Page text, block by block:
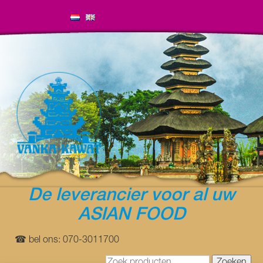
De leverancier voor al uw
ASIAN FOOD
☎ bel ons: 070-3011700